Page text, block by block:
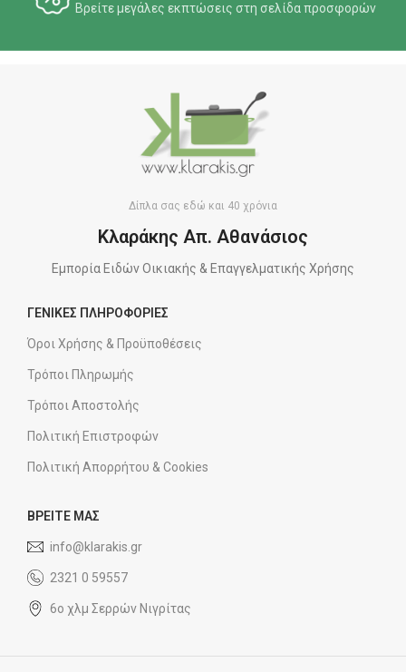
Βρείτε μεγάλες εκπτώσεις στη σελίδα προσφορών
Δίπλα σας εδώ και 40 χρόνια
Κλαράκης Απ. Αθανάσιος
Εμπορία Ειδών Οικιακής & Επαγγελματικής Χρήσης
ΓΕΝΙΚΕΣ ΠΛΗΡΟΦΟΡΙΕΣ
Όροι Χρήσης & Προϋποθέσεις
Τρόποι Πληρωμής
Τρόποι Αποστολής
Πολιτική Επιστροφών
Πολιτική Απορρήτου & Cookies
ΒΡΕΙΤΕ ΜΑΣ
info@klarakis.gr
2321 0 59557
6ο χλμ Σερρών Νιγρίτας